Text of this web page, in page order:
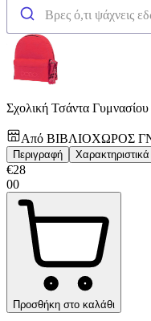
Σχολική Τσάντα
Από ΒΙΒΛΙΟΧΩΡΟΣ
Περιγραφή Χαρακτηριστικά
€28
00
Προσθήκη στο καλάθι